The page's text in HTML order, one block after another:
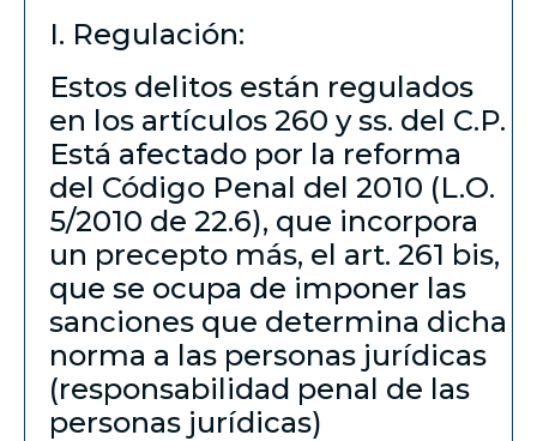
I. Regulación:
Estos delitos están regulados
en los artículos 260 y ss. del C.P.
Está afectado por la reforma
del Código Penal del 2010 (L.O.
5/2010 de 22.6), que incorpora
un precepto más, el art. 261 bis,
que se ocupa de imponer las
sanciones que determina dicha
norma a las personas jurídicas
(responsabilidad penal de las
personas jurídicas)